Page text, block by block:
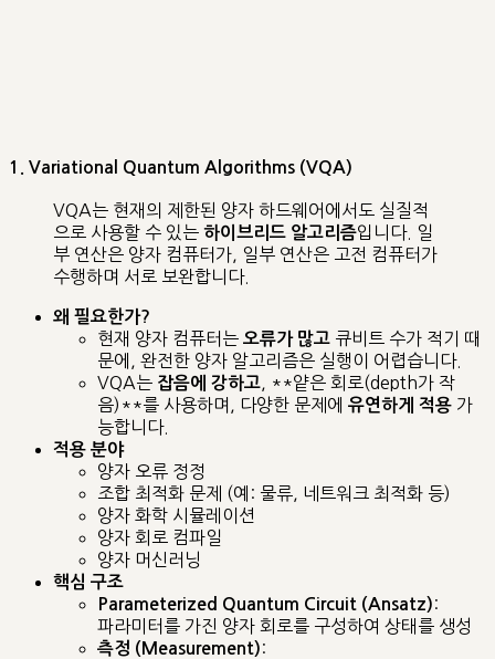
1. Variational Quantum Algorithms (VQA)
VQA는 현재의 제한된 양자 하드웨어에서도 실질적
으로 사용할 수 있는 하이브리드 알고리즘입니다. 일
부 연산은 양자 컴퓨터가, 일부 연산은 고전 컴퓨터가
수행하며 서로 보완합니다.
왜 필요한가?
현재 양자 컴퓨터는 오류가 많고 큐비트 수가 적기 때
문에, 완전한 양자 알고리즘은 실행이 어렵습니다.
VQA는 잡음에 강하고 , **얕은 회로(depth가 작
음)**를 사용하며, 다양한 문제에 유연하게 적용 가
능합니다.
적용 분야
양자 오류 정정
조합 최적화 문제 (예: 물류, 네트워크 최적화 등)
양자 화학 시뮬레이션
양자 회로 컴파일
양자 머신러닝
핵심 구조
Parameterized Quantum Circuit (Ansatz) :
파라미터를 가진 양자 회로를 구성하여 상태를 생성
측정 (Measurement) :